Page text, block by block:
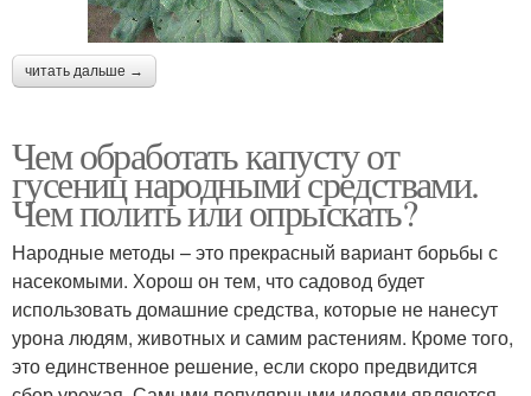
читать дальше →
Чем обработать капусту от
гусениц народными средствами.
Чем полить или опрыскать?
Народные методы – это прекрасный вариант борьбы с
насекомыми. Хорош он тем, что садовод будет
использовать домашние средства, которые не нанесут
урона людям, животных и самим растениям. Кроме того,
это единственное решение, если скоро предвидится